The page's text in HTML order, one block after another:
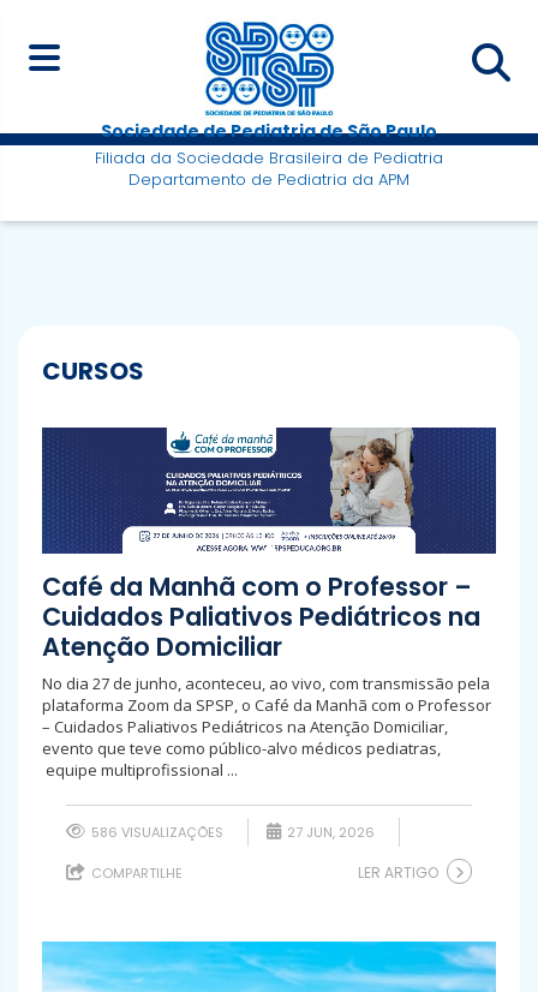
Sociedade de Pediatria de São Paulo
Filiada da Sociedade Brasileira de Pediatria
Departamento de Pediatria da APM
CURSOS
Café da Manhã com o Professor –
Cuidados Paliativos Pediátricos na
Atenção Domiciliar
No dia 27 de junho, aconteceu, ao vivo, com transmissão pela
plataforma Zoom da SPSP, o Café da Manhã com o Professor
– Cuidados Paliativos Pediátricos na Atenção Domiciliar,
evento que teve como público-alvo médicos pediatras,
equipe multiprofissional ...
586 VISUALIZAÇÕES 27 JUN, 2026
COMPARTILHE LER ARTIGO